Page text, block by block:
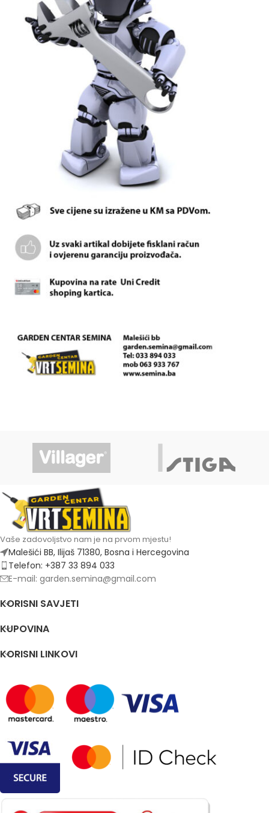
Vaše zadovoljstvo nam je na prvom mjestu!
Malešići BB, Ilijaš 71380, Bosna i Hercegovina
Telefon: +387 33 894 033
E-mail: garden.semina@gmail.com
KORISNI SAVJETI
KUPOVINA
KORISNI LINKOVI